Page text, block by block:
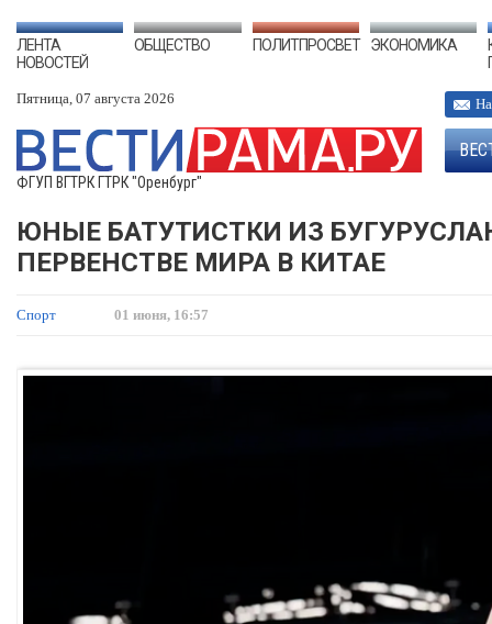
ЛЕНТА
НОВОСТЕЙ
ОБЩЕСТВО ПОЛИТПРОСВЕТ ЭКОНОМИКА
Пятница, 07 августа 2026
ФГУП ВГТРК ГТРК "Оренбург"
ЮНЫЕ БАТУТИСТКИ ИЗ
ПЕРВЕНСТВЕ МИРА В КИТАЕ
Спорт 01 июня, 16:57